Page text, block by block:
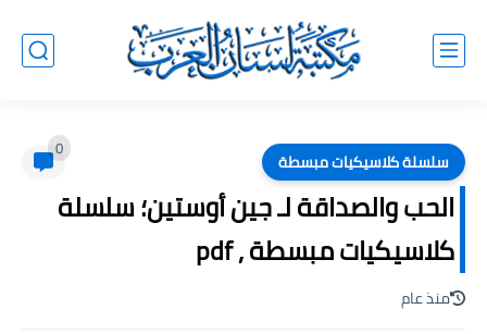
سلسلة كلاسيكيات مبسطة 0
الحب والصداقة لـ جين أوستين؛ سلسلة
كلاسيكيات مبسطة , pdf
منذ عام